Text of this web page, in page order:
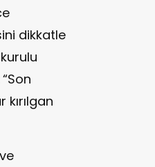
dikkatle
kırılgan